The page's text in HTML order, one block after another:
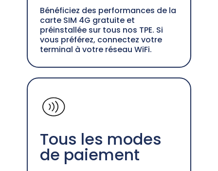
Bénéficiez des performances de la
carte SIM 4G gratuite et
préinstallée sur tous nos TPE. Si
vous préférez, connectez votre
terminal à votre réseau WiFi.
Tous les modes
de paiement